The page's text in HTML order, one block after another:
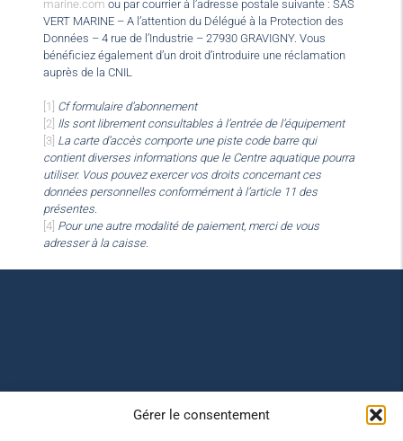
Gérer le consentement
marine.com ou par courrier à l’adresse postale suivante : SAS
VERT MARINE – A l’attention du Délégué à la Protection des
Données – 4 rue de l’Industrie – 27930 GRAVIGNY. Vous
bénéficiez également d’un droit d’introduire une réclamation
auprès de la CNIL
[1] Cf formulaire d’abonnement
[2] Ils sont librement consultables à l’entrée de l’équipement
[3] La carte d’accès comporte une piste code barre qui
contient diverses informations que le Centre aquatique pourra
utiliser. Vous pouvez exercer vos droits concernant ces
données personnelles conformément à l’article 11 des
présentes.
[4] Pour une autre modalité de paiement, merci de vous
adresser à la caisse.